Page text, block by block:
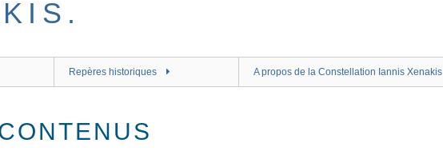
Repères historiques A propos de la Constellation Iannis Xenakis